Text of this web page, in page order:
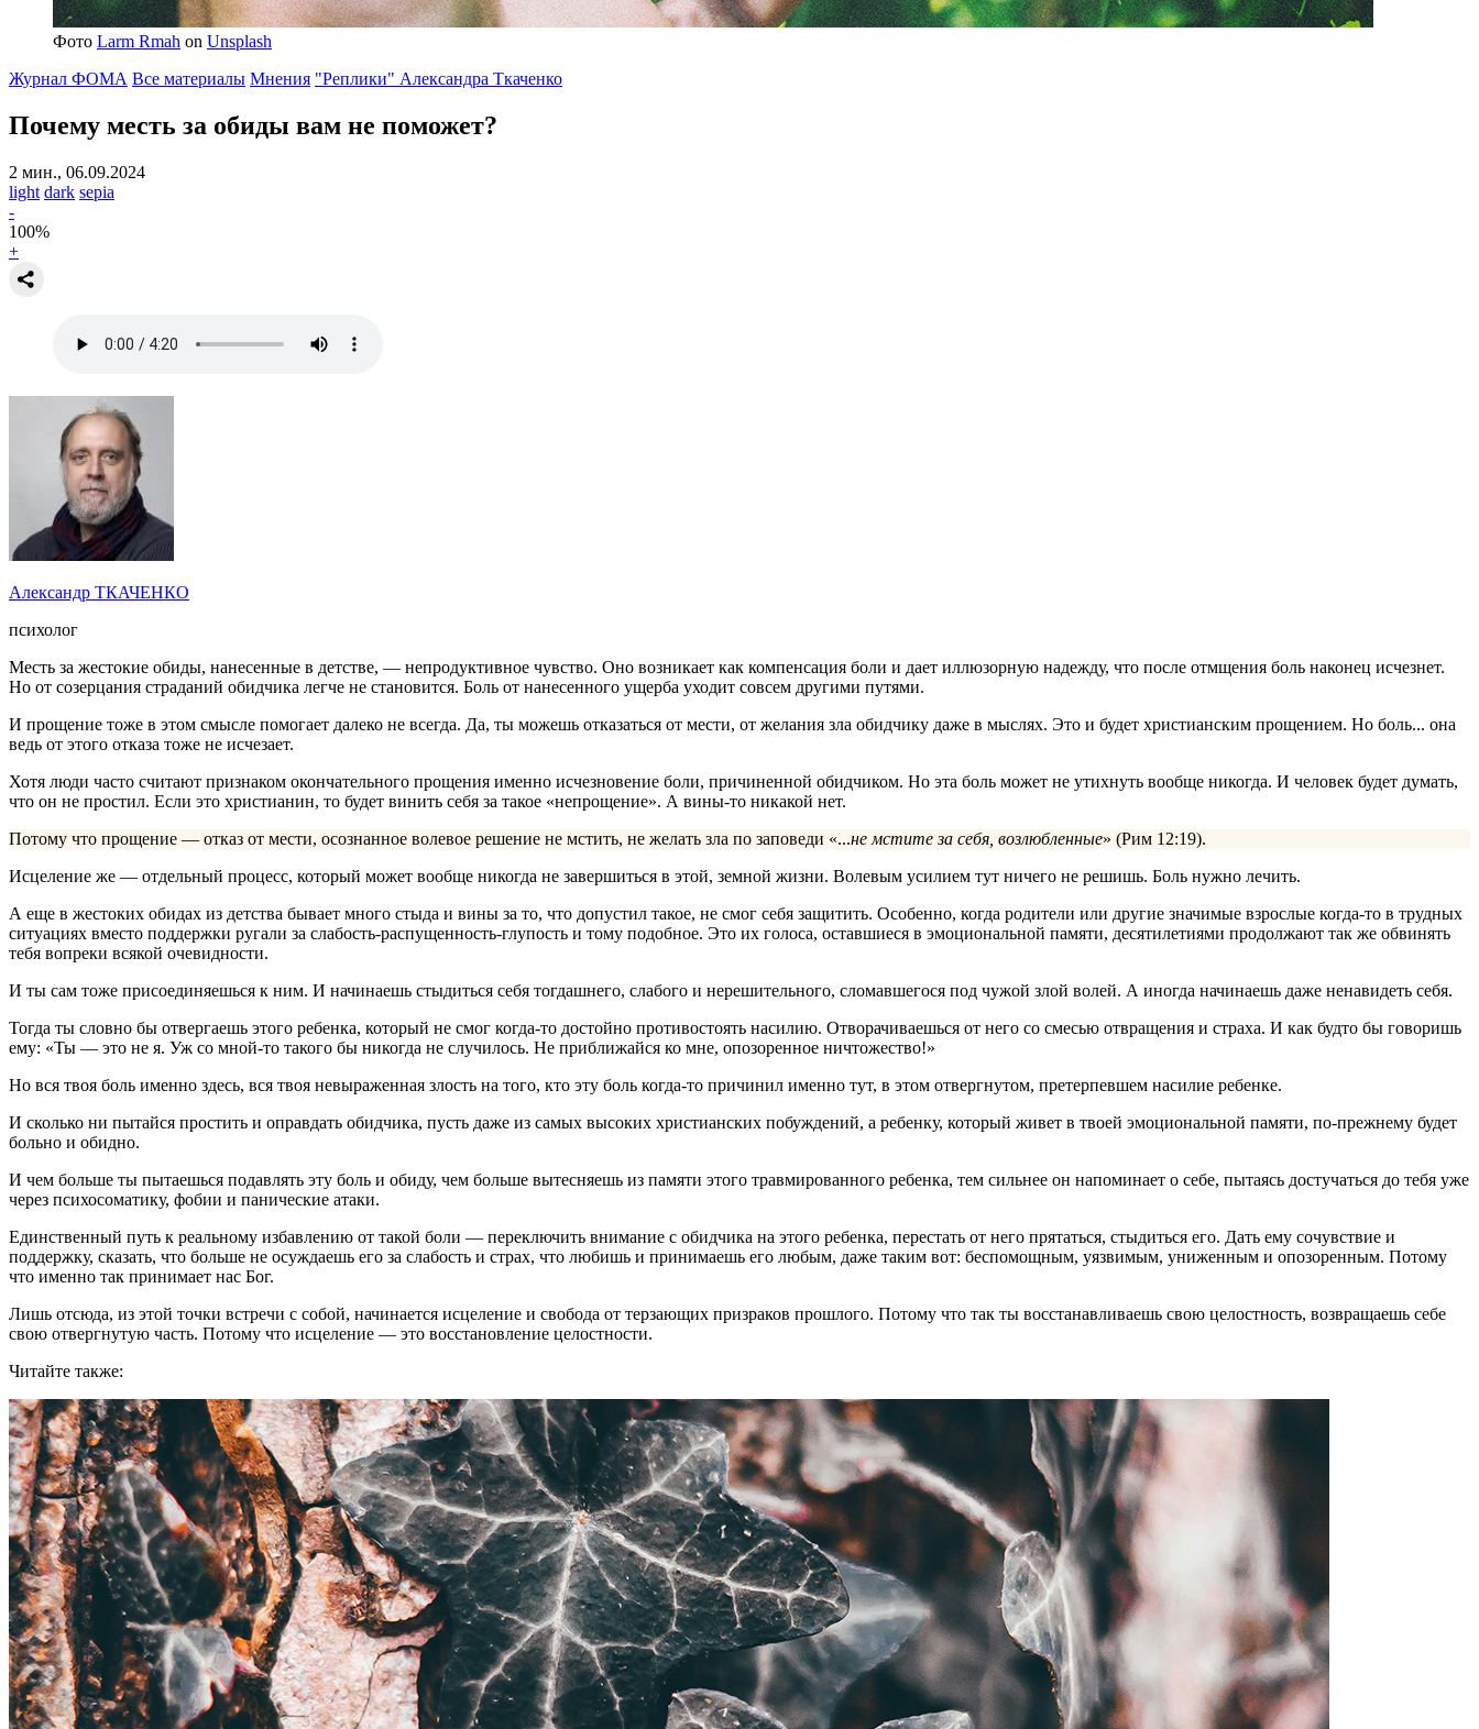
Фото Larm Rmah on Unsplash
Журнал ФОМА Все материалы Мнения "Реплики" Александра Ткаченко
Почему месть за обиды вам не поможет?
2 мин., 06.09.2024
light dark sepia
-
100%
+
Александр ТКАЧЕНКО
психолог
Месть за жестокие обиды, нанесенные в детстве, ― непродуктивное чувство. Оно возникает как компенсация боли и дает иллюзорную надежду, что после отмщения боль наконец исчезнет.
Но от созерцания страданий обидчика легче не становится. Боль от нанесенного ущерба уходит совсем другими путями.
И прощение тоже в этом смысле помогает далеко не всегда. Да, ты можешь отказаться от мести, от желания зла обидчику даже в мыслях. Это и будет христианским прощением. Но боль... она
ведь от этого отказа тоже не исчезает.
Хотя люди часто считают признаком окончательного прощения именно исчезновение боли, причиненной обидчиком. Но эта боль может не утихнуть вообще никогда. И человек будет думать,
что он не простил. Если это христианин, то будет винить себя за такое «непрощение». А вины-то никакой нет.
Потому что прощение ― отказ от мести, осознанное волевое решение не мстить, не желать зла по заповеди «...не мстите за себя, возлюбленные» (Рим 12:19).
Исцеление же ― отдельный процесс, который может вообще никогда не завершиться в этой, земной жизни. Волевым усилием тут ничего не решишь. Боль нужно лечить.
А еще в жестоких обидах из детства бывает много стыда и вины за то, что допустил такое, не смог себя защитить. Особенно, когда родители или другие значимые взрослые когда-то в трудных
ситуациях вместо поддержки ругали за слабость-распущенность-глупость и тому подобное. Это их голоса, оставшиеся в эмоциональной памяти, десятилетиями продолжают так же обвинять
тебя вопреки всякой очевидности.
И ты сам тоже присоединяешься к ним. И начинаешь стыдиться себя тогдашнего, слабого и нерешительного, сломавшегося под чужой злой волей. А иногда начинаешь даже ненавидеть себя.
Тогда ты словно бы отвергаешь этого ребенка, который не смог когда-то достойно противостоять насилию. Отворачиваешься от него со смесью отвращения и страха. И как будто бы говоришь
ему: «Ты ― это не я. Уж со мной-то такого бы никогда не случилось. Не приближайся ко мне, опозоренное ничтожество!»
Но вся твоя боль именно здесь, вся твоя невыраженная злость на того, кто эту боль когда-то причинил именно тут, в этом отвергнутом, претерпевшем насилие ребенке.
И сколько ни пытайся простить и оправдать обидчика, пусть даже из самых высоких христианских побуждений, а ребенку, который живет в твоей эмоциональной памяти, по-прежнему будет
больно и обидно.
И чем больше ты пытаешься подавлять эту боль и обиду, чем больше вытесняешь из памяти этого травмированного ребенка, тем сильнее он напоминает о себе, пытаясь достучаться до тебя уже
через психосоматику, фобии и панические атаки.
Единственный путь к реальному избавлению от такой боли ― переключить внимание с обидчика на этого ребенка, перестать от него прятаться, стыдиться его. Дать ему сочувствие и
поддержку, сказать, что больше не осуждаешь его за слабость и страх, что любишь и принимаешь его любым, даже таким вот: беспомощным, уязвимым, униженным и опозоренным. Потому
что именно так принимает нас Бог.
Лишь отсюда, из этой точки встречи с собой, начинается исцеление и свобода от терзающих призраков прошлого. Потому что так ты восстанавливаешь свою целостность, возвращаешь себе
свою отвергнутую часть. Потому что исцеление ― это восстановление целостности.
Читайте также: